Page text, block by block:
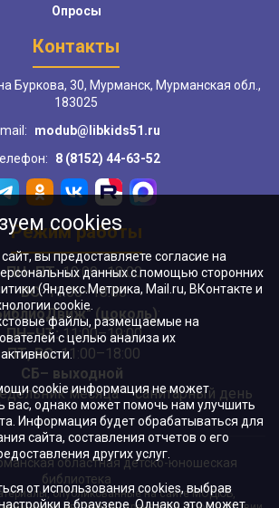
Опросы
Контакты
Буркова, 30, Мурманск, Мурманская обл.,
183025
modub@libkids51.ru
8 (8152) 44-63-52
Режим работы
ПН–ПТ:10:00–18:00
ВС:11:00–18:00
(цоколь):
ПН–ЧТ:11:00–19:00
ПТ, ВС:11:00–18:00
СБ– выходной
месяца – санитарный день
областная детско-юношеская
библиотека
опубликованные на сайте МОДЮБ,
cookies
вы предоставляете согласие на
данных с помощью сторонних
(Яндекс.Метрика, Mail.ru, ВКонтакте и
cookie.
файлы, размещаемые на
с целью анализа их
cookie информация не может
вас, однако может помочь нам улучшить
Информация будет обрабатываться для
сайта, составления отчетов о его
других услуг.
от использования cookies, выбрав
в браузере. Однако это может